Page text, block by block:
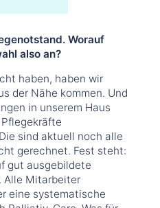
Worauf
also an?
haben, haben wir
der Nähe kommen. Und
in unserem Haus
sind aktuell noch alle
gerechnet. Fest steht:
gut ausgebildete
Alle Mitarbeiter
eine systematische